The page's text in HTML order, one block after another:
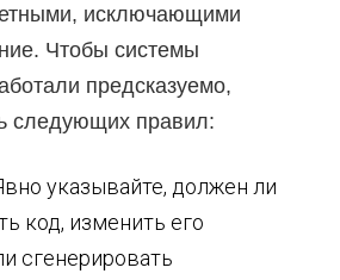
исключающими
Чтобы системы
предсказуемо,
следующих правил:
указывайте, должен ли
код, изменить его
сгенерировать